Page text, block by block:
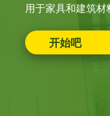
用于家具和建筑材
开始吧